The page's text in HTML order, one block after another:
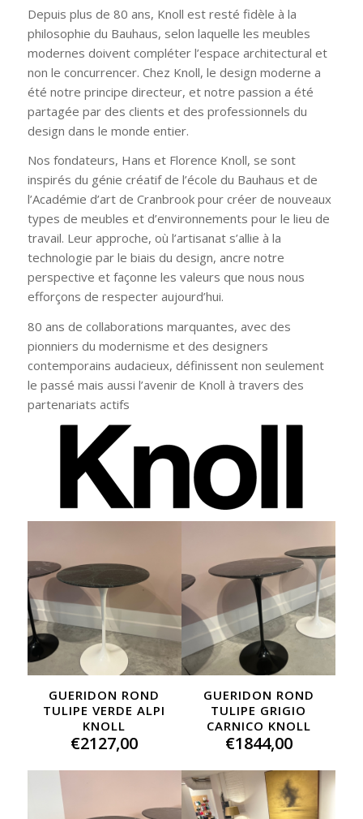
Depuis plus de 80 ans, Knoll est resté fidèle à la
philosophie du Bauhaus, selon laquelle les meubles
modernes doivent compléter l’espace architectural et
non le concurrencer. Chez Knoll, le design moderne a
été notre principe directeur, et notre passion a été
partagée par des clients et des professionnels du
design dans le monde entier.
Nos fondateurs, Hans et Florence Knoll, se sont
inspirés du génie créatif de l’école du Bauhaus et de
l’Académie d’art de Cranbrook pour créer de nouveaux
types de meubles et d’environnements pour le lieu de
travail. Leur approche, où l’artisanat s’allie à la
technologie par le biais du design, ancre notre
perspective et façonne les valeurs que nous nous
efforçons de respecter aujourd’hui.
80 ans de collaborations marquantes, avec des
pionniers du modernisme et des designers
contemporains audacieux, définissent non seulement
le passé mais aussi l’avenir de Knoll à travers des
partenariats actifs
GUERIDON ROND
TULIPE VERDE ALPI
KNOLL
€2127,00
GUERIDON ROND
TULIPE GRIGIO
CARNICO KNOLL
€1844,00